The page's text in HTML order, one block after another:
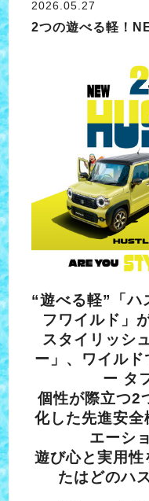
2026.05.27
2つの遊べる軽！
“遊べる軽”「ハ
フワイルド」
スタイリッシ
ー」、ワイル
ー タ
個性が際立つ2
化した先進安全
エーシ
遊び心と実用
たはどのハ